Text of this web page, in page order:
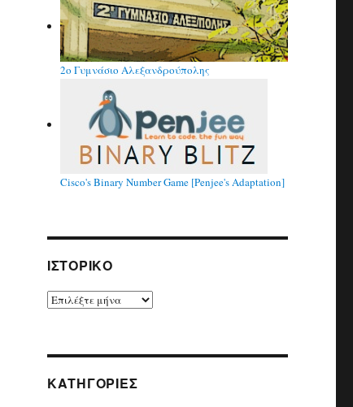
2ο Γυμνάσιο Αλεξανδρούπολης
Cisco's Binary Number Game [Penjee's Adaptation]
ΙΣΤΟΡΙΚΌ
Ιστορικό
KΑΤΗΓΟΡΊΕΣ